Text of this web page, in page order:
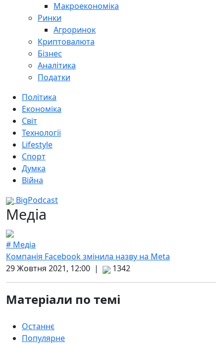
Макроекономіка
Ринки
Агроринок
Криптовалюта
Бізнес
Аналітика
Податки
Політика
Економіка
Світ
Технології
Lifestyle
Спорт
Думка
Війна
BigPodcast
Медіа
# Медіа
Компанія Facebook змінила назву на Meta
29 Жовтня 2021, 12:00 |
1342
Матеріали по темі
Останнє
Популярне